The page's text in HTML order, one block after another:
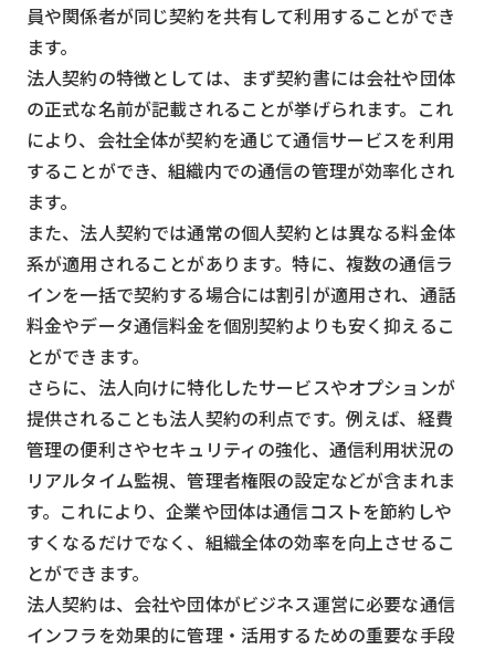
員や関係者が同じ契約を共有して利用することができ
ます。
法人契約の特徴としては、まず契約書には会社や団体
の正式な名前が記載されることが挙げられます。これ
により、会社全体が契約を通じて通信サービスを利用
することができ、組織内での通信の管理が効率化され
ます。
また、法人契約では通常の個人契約とは異なる料金体
系が適用されることがあります。特に、複数の通信ラ
インを一括で契約する場合には割引が適用され、通話
料金やデータ通信料金を個別契約よりも安く抑えるこ
とができます。
さらに、法人向けに特化したサービスやオプションが
提供されることも法人契約の利点です。例えば、経費
管理の便利さやセキュリティの強化、通信利用状況の
リアルタイム監視、管理者権限の設定などが含まれま
す。これにより、企業や団体は通信コストを節約しや
すくなるだけでなく、組織全体の効率を向上させるこ
とができます。
法人契約は、会社や団体がビジネス運営に必要な通信
インフラを効果的に管理・活用するための重要な手段